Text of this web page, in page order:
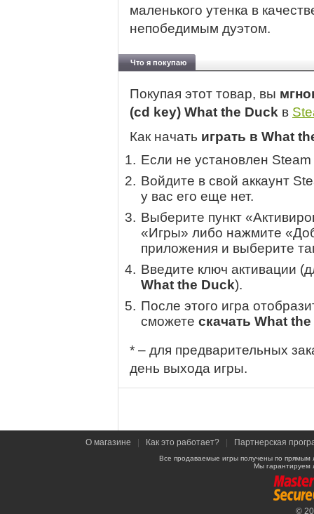
маленького утенка в
непобедимым дуэтом.
Что я покупаю
Покупая этот товар, вы
(cd key) What the Duck в
Как начать играть в What
Если не установлен
Войдите в свой аккаунт
у вас его еще нет.
Выберите пункт
«Игры» либо нажмите
приложения и выберите
Введите ключ активации
What the Duck).
После этого игра
сможете скачать What
* – для предварительных
день выхода игры.
О магазине Как это работает? Партнерская
Все продаваемые игры получены по
Мы гарантируем
©